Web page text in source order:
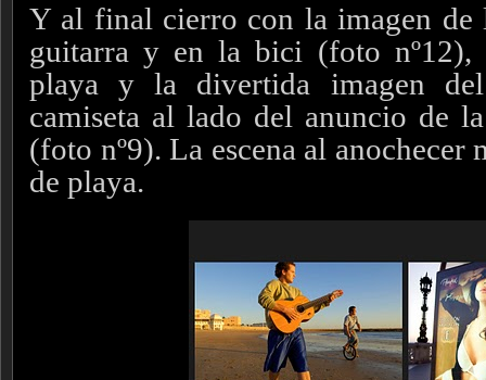
Y al final cierro con la imagen de
guitarra y en la bici (foto nº12),
playa y la divertida imagen
camiseta al lado del anuncio de
(foto nº9). La escena al anochecer
de playa.